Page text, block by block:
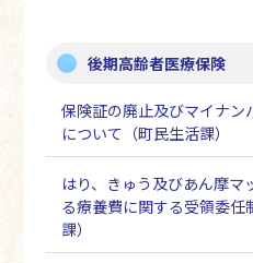
後期高齢者医療保険
保険証の廃止及びマイナン
について（町民生活課）
はり、きゅう及びあん摩
る療養費に関する受領委
課）